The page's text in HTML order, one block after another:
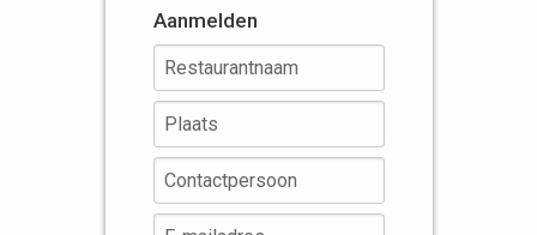
Aanmelden